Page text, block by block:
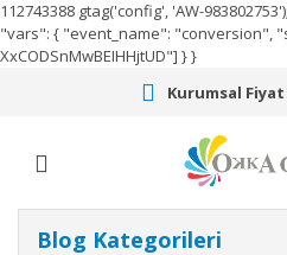
112743388 gtag('config', 'AW-983802753');
"vars": { "event_name": "conversion",
XxCODSnMwBEIHHjtUD"] } }
Kurumsal
Blog Kategorileri